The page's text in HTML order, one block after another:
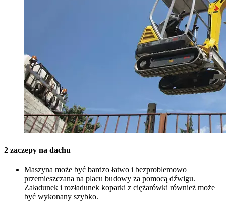
2 zaczepy na dachu
Maszyna może być bardzo łatwo i bezproblemowo
przemieszczana na placu budowy za pomocą dźwigu.
Załadunek i rozładunek koparki z ciężarówki również może
być wykonany szybko.